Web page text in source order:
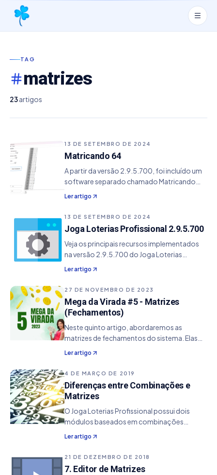
TAG
matrizes
23artigos
13 DE SETEMBRO DE 2024
Matricando 64
A partir da versão 2.9.5.700, foi incluído um
software separado chamado Matricando
64. Esse programa foi desenvolvido para
realizar a análise de combinações de
conjuntos com o objetivo de identificar o
menor conjunto…
Ler artigo
13 DE SETEMBRO DE 2024
Joga Loterias Profissional 2.9.5.700
Veja os principais recursos implementados
na versão 2.9.5.700 do Joga Loterias
Profissional. - Inclusão do aplicativo
Matricando 64.
Ler artigo
27 DE NOVEMBRO DE 2023
Mega da Virada #5 - Matrizes
(Fechamentos)
Neste quinto artigo, abordaremos as
matrizes de fechamentos do sistema. Elas
assemelham-se às matrizes on-line, com a
distinção crucial de serem inerentes ao
sistema, não estando sujeitas a
interferências externas como…
Ler artigo
4 DE MARÇO DE 2019
Diferenças entre Combinações e
Matrizes
O Joga Loterias Profissional possui dois
módulos baseados em combinações
matemáticas que são: Combinações e
Matrizes . Apesar de serem bastante
parecidos, eles possuem algumas diferenças
distintas que pode influenciar…
Ler artigo
21 DE DEZEMBRO DE 2018
7. Editor de Matrizes